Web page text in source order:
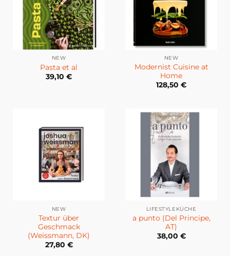
NEW
Pasta et al
39,10 €
NEW
Modernist Cuisine at
Home
128,50 €
NEW
Textur über
Geschmack
(Weissmann, DK)
27,80 €
LIFESTYLEKÜCHE
a punto (Del Principe,
AT)
38,00 €